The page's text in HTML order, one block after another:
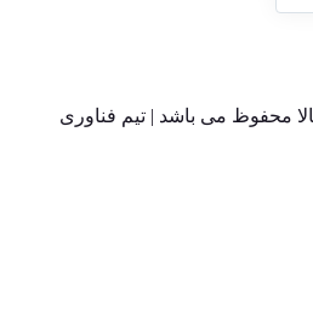
حقوق وب سایت 024 کالا محفوظ می باشد | تیم فناوری